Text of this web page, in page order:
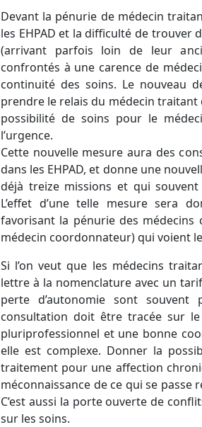
Devant la pénurie de médecin
les EHPAD et la difficulté de trouver
(arrivant parfois loin de leur
confrontés à une carence de
continuité des soins. Le nouveau
prendre le relais du médecin traitant
possibilité de soins pour le
l’urgence.
Cette nouvelle mesure aura des
dans les EHPAD, et donne une
déjà treize missions et qui
L’effet d’une telle mesure sera
favorisant la pénurie des médecins
médecin coordonnateur) qui voient
Si l’on veut que les médecins
lettre à la nomenclature avec un
perte d’autonomie sont souvent
consultation doit être tracée sur
pluriprofessionnel et une bonne
elle est complexe. Donner la
traitement pour une affection
méconnaissance de ce qui se passe
C’est aussi la porte ouverte de
sur les soins.